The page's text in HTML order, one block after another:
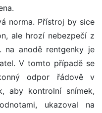
norma. Přístroj by sice
ale hrozí nebezpečí z
na anodě rentgenky je
V tomto případě se
odpor řádově v
aby kontrolní snímek,
ukazoval na